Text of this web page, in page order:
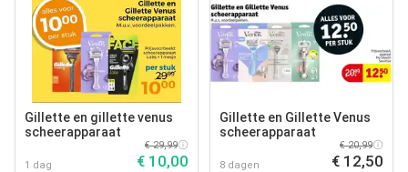
Gillette en gillette venus
scheerapparaat
1 dag
€ 29,99
€ 10,00
Gillette en Gillette Venus
scheerapparaat
8 dagen
€ 20,99
€ 12,50